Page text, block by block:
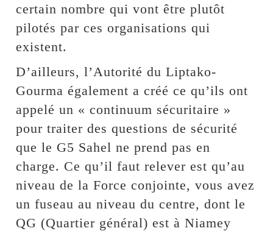
certain nombre qui vont être plutôt
pilotés par ces organisations qui
existent.
D’ailleurs, l’Autorité du Liptako-
Gourma également a créé ce qu’ils ont
appelé un « continuum sécuritaire »
pour traiter des questions de sécurité
que le G5 Sahel ne prend pas en
charge. Ce qu’il faut relever est qu’au
niveau de la Force conjointe, vous avez
un fuseau au niveau du centre, dont le
QG (Quartier général) est à Niamey